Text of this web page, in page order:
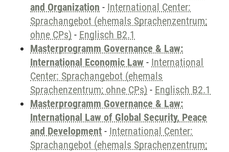
and Organization - International Center:
Sprachangebot (ehemals Sprachenzentrum;
ohne CPs) - Englisch B2.1
Masterprogramm Governance & Law:
International Economic Law - International
Center: Sprachangebot (ehemals
Sprachenzentrum; ohne CPs) - Englisch B2.1
Masterprogramm Governance & Law:
International Law of Global Security, Peace
and Development - International Center:
Sprachangebot (ehemals Sprachenzentrum;